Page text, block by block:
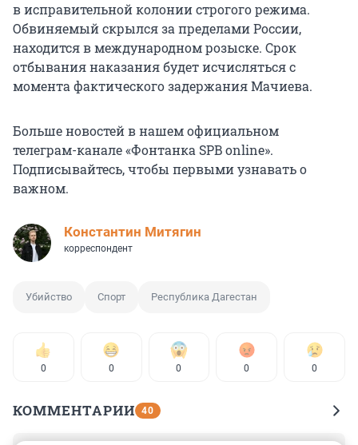
в исправительной колонии строгого режима.
Обвиняемый скрылся за пределами России,
находится в международном розыске. Срок
отбывания наказания будет исчисляться с
момента фактического задержания Мачиева.
Больше новостей в нашем официальном
телеграм-канале «Фонтанка SPB online».
Подписывайтесь, чтобы первыми узнавать о
важном.
Константин Митягин
корреспондент
Убийство Спорт Республика Дагестан
0 0 0 0 0
КОММЕНТАРИИ 40